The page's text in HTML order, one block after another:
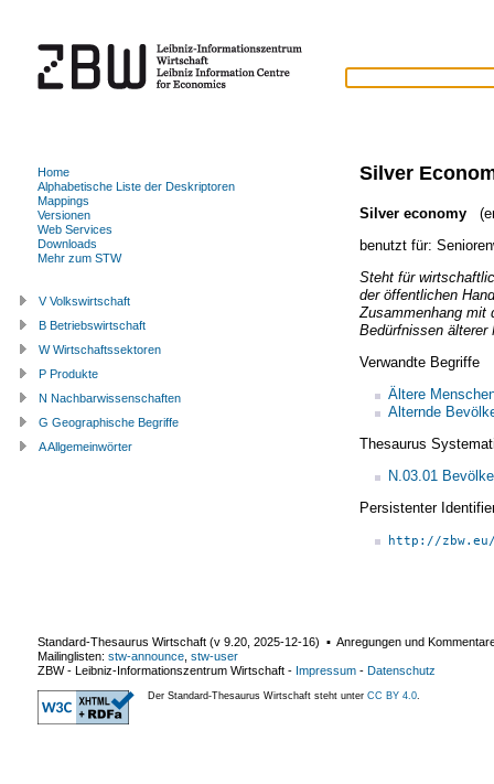
Silver
Silver economy
benutzt für:
Steht für
der öffentlichen
Zusammenhang mit
Bedürfnissen älterer
Verwandte Begriffe
Ältere
Alternde
Thesaurus
N.03.01
Persistenter
http://
Home
Alphabetische Liste der Deskriptoren
Mappings
Versionen
Web Services
Downloads
Mehr zum STW
V Volkswirtschaft
B Betriebswirtschaft
W Wirtschaftssektoren
P Produkte
N Nachbarwissenschaften
G Geographische Begriffe
A Allgemeinwörter
Standard-Thesaurus Wirtschaft (v 9.20 2025-12-16) ▪ Anregungen und
Mailinglisten: stw-announce stw-user
ZBW - Leibniz-Informationszentrum Wirtschaft - Impressum - Datenschutz
Der Standard-Thesaurus Wirtschaft steht unter CC BY 4.0